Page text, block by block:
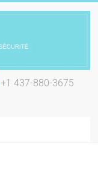
+1 437-880-3675